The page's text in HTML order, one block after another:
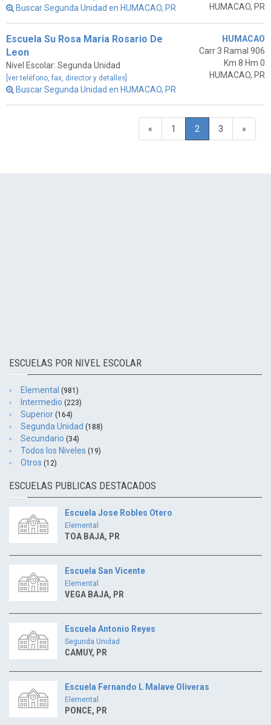
Buscar Segunda Unidad en HUMACAO, PR HUMACAO, PR
Escuela Su Rosa Maria Rosario De
Leon
Nivel Escolar: Segunda Unidad
[ver teléfono, fax, director y detalles]
Buscar Segunda Unidad en HUMACAO, PR
HUMACAO
Carr 3 Ramal 906
Km 8 Hm 0
HUMACAO, PR
« 1 2 3 »
ESCUELAS POR NIVEL ESCOLAR
Elemental (981)
Intermedio (223)
Superior (164)
Segunda Unidad (188)
Secundario (34)
Todos los Niveles (19)
Otros (12)
ESCUELAS PUBLICAS DESTACADOS
Escuela Jose Robles Otero
Elemental
TOA BAJA, PR
Escuela San Vicente
Elemental
VEGA BAJA, PR
Escuela Antonio Reyes
Segunda Unidad
CAMUY, PR
Escuela Fernando L Malave Oliveras
Elemental
PONCE, PR